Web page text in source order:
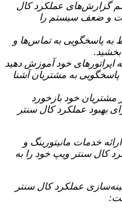
گزارش‌های عملکرد کال
و ضعف سیستم را
به پاسخگویی به تماس‌ها و
اپراتورهای خود آموزش دهید
به مشتریان آشنا
مشتریان خود بازخورد
بهبود عملکرد کال سنتر
خدمات مانیتورینگ و
کال سنتر ویپ خود را به
عملکرد کال سنتر